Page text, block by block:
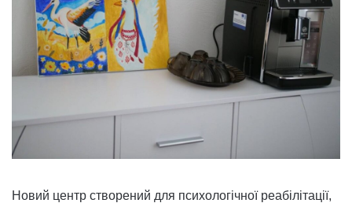
Новий центр створений для психологічної реабілітації,